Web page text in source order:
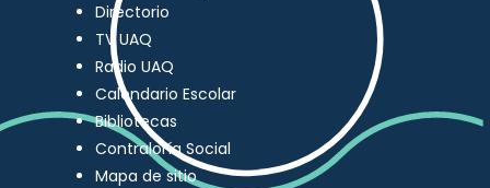
Directorio
TV UAQ
Radio UAQ
Calendario Escolar
Bibliotecas
Contraloría Social
Mapa de sitio